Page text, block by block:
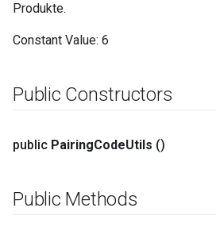
Produkte.
Constant Value: 6
Public Constructors
public PairingCodeUtils ()
Public Methods